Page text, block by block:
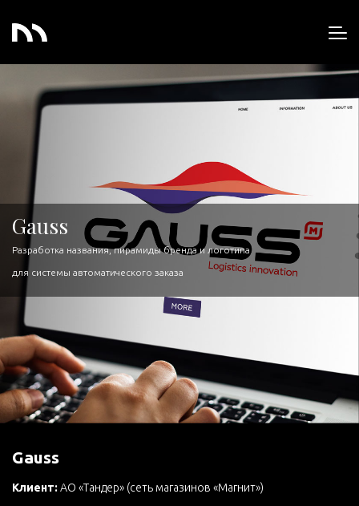
Gauss
Разработка названия, пирамиды бренда и логотипа
для системы автоматического заказа
Gauss
Клиент: АО «Тандер» (сеть магазинов «Магнит»)